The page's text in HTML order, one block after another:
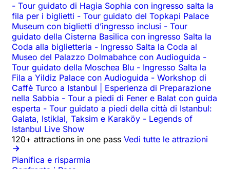
- Tour guidato di Hagia Sophia con ingresso salta la
fila per i biglietti - Tour guidato del Topkapi Palace
Museum con biglietti d’ingresso inclusi - Tour
guidato della Cisterna Basilica con ingresso Salta la
Coda alla biglietteria - Ingresso Salta la Coda al
Museo del Palazzo Dolmabahce con Audioguida -
Tour guidato della Moschea Blu - Ingresso Salta la
Fila a Yildiz Palace con Audioguida - Workshop di
Caffè Turco a Istanbul | Esperienza di Preparazione
nella Sabbia - Tour a piedi di Fener e Balat con guida
esperta - Tour guidato a piedi della città di Istanbul:
Galata, Istiklal, Taksim e Karaköy - Legends of
Istanbul Live Show
120+ attractions in one pass Vedi tutte le attrazioni
Pianifica e risparmia